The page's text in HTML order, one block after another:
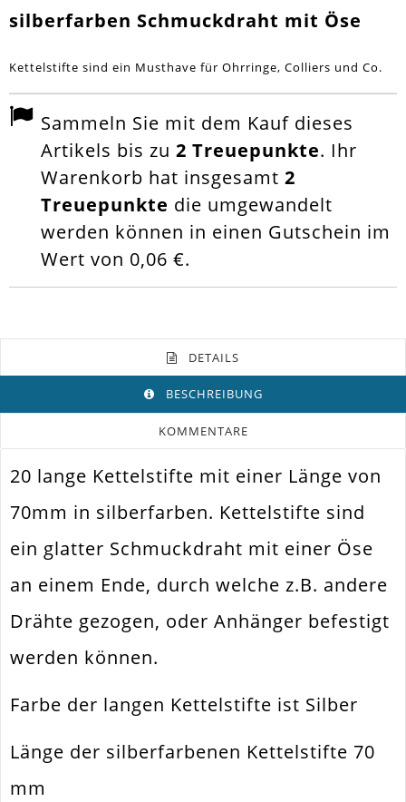
silberfarben Schmuckdraht mit Öse
Kettelstifte sind ein Musthave für Ohrringe, Colliers und Co.
Sammeln Sie mit dem Kauf dieses
Artikels bis zu 2 Treuepunkte. Ihr
Warenkorb hat insgesamt 2
Treuepunkte die umgewandelt
werden können in einen Gutschein im
Wert von 0,06 €.
DETAILS
BESCHREIBUNG
KOMMENTARE
Farbe Silber
Funktion Schmuckdraht Mit Öse
Spezifikation Kettelstift Ösenstift
Verwendung
Perlen Auffädeln Und Verbinden.
Ohrhänger. Colliers
70mm
Material Eisen / Eisenlegierung
20 lange Kettelstifte mit einer Länge von
70mm in silberfarben. Kettelstifte sind
ein glatter Schmuckdraht mit einer Öse
an einem Ende, durch welche z.B. andere
Drähte gezogen, oder Anhänger befestigt
werden können.
Farbe der langen Kettelstifte ist Silber
Länge der silberfarbenen Kettelstifte 70
mm